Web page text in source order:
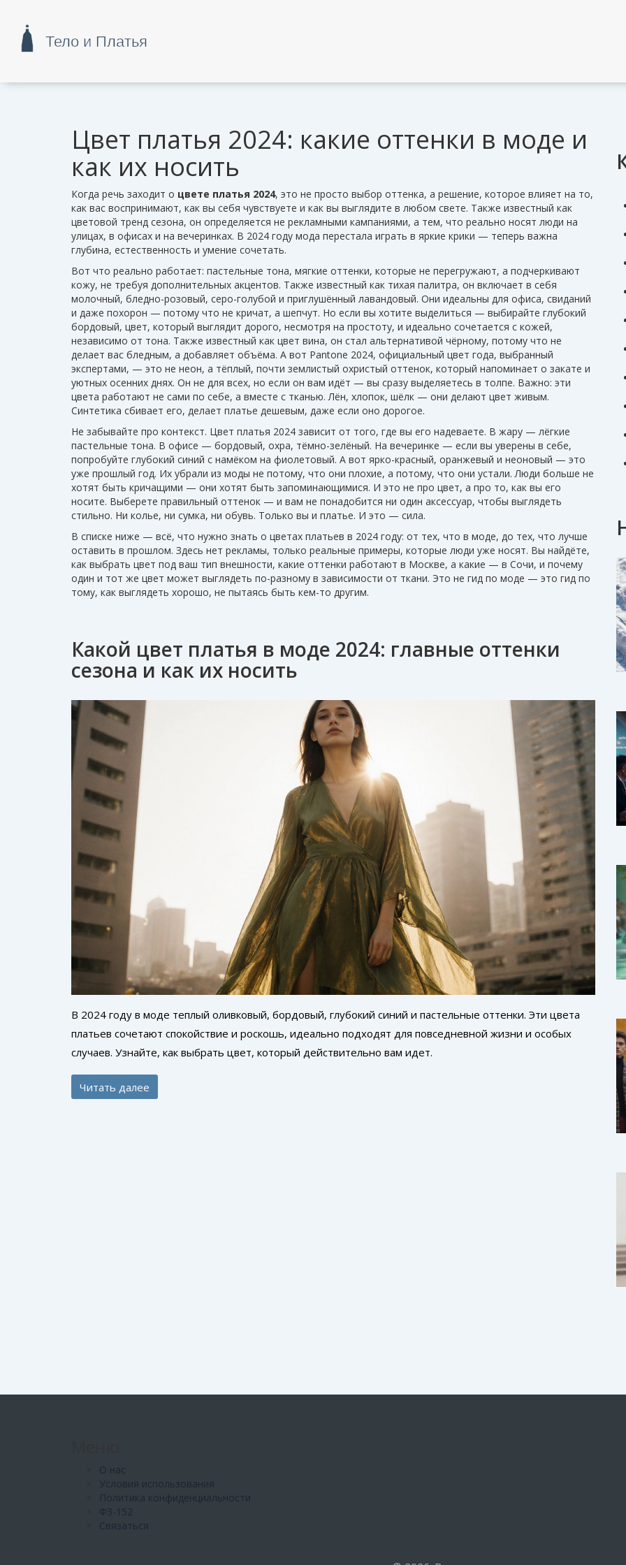
Цвет платья 2024: какие оттенки в моде и
как их носить
Когда речь заходит о цвете платья 2024, это не просто выбор оттенка, а решение, которое влияет на то,
как вас воспринимают, как вы себя чувствуете и как вы выглядите в любом свете. Также известный как
цветовой тренд сезона, он определяется не рекламными кампаниями, а тем, что реально носят люди на
улицах, в офисах и на вечеринках. В 2024 году мода перестала играть в яркие крики — теперь важна
глубина, естественность и умение сочетать.
Вот что реально работает: пастельные тона, мягкие оттенки, которые не перегружают, а подчеркивают
кожу, не требуя дополнительных акцентов. Также известный как тихая палитра, он включает в себя
молочный, бледно-розовый, серо-голубой и приглушённый лавандовый. Они идеальны для офиса, свиданий
и даже похорон — потому что не кричат, а шепчут. Но если вы хотите выделиться — выбирайте глубокий
бордовый, цвет, который выглядит дорого, несмотря на простоту, и идеально сочетается с кожей,
независимо от тона. Также известный как цвет вина, он стал альтернативой чёрному, потому что не
делает вас бледным, а добавляет объёма. А вот Pantone 2024, официальный цвет года, выбранный
экспертами, — это не неон, а тёплый, почти землистый охристый оттенок, который напоминает о закате и
уютных осенних днях. Он не для всех, но если он вам идёт — вы сразу выделяетесь в толпе. Важно: эти
цвета работают не сами по себе, а вместе с тканью. Лён, хлопок, шёлк — они делают цвет живым.
Синтетика сбивает его, делает платье дешевым, даже если оно дорогое.
Не забывайте про контекст. Цвет платья 2024 зависит от того, где вы его надеваете. В жару — лёгкие
пастельные тона. В офисе — бордовый, охра, тёмно-зелёный. На вечеринке — если вы уверены в себе,
попробуйте глубокий синий с намёком на фиолетовый. А вот ярко-красный, оранжевый и неоновый — это
уже прошлый год. Их убрали из моды не потому, что они плохие, а потому, что они устали. Люди больше не
хотят быть кричащими — они хотят быть запоминающимися. И это не про цвет, а про то, как вы его
носите. Выберете правильный оттенок — и вам не понадобится ни один аксессуар, чтобы выглядеть
стильно. Ни колье, ни сумка, ни обувь. Только вы и платье. И это — сила.
В списке ниже — всё, что нужно знать о цветах платьев в 2024 году: от тех, что в моде, до тех, что лучше
оставить в прошлом. Здесь нет рекламы, только реальные примеры, которые люди уже носят. Вы найдёте,
как выбрать цвет под ваш тип внешности, какие оттенки работают в Москве, а какие — в Сочи, и почему
один и тот же цвет может выглядеть по-разному в зависимости от ткани. Это не гид по моде — это гид по
тому, как выглядеть хорошо, не пытаясь быть кем-то другим.
Какой цвет платья в моде 2024: главные оттенки
сезона и как их носить
В 2024 году в моде теплый оливковый, бордовый, глубокий синий и пастельные оттенки. Эти цвета
платьев сочетают спокойствие и роскошь, идеально подходят для повседневной жизни и особых
случаев. Узнайте, как выбрать цвет, который действительно вам идет.
Читать далее
О нас
Условия использования
Политика конфиденциальности
ФЗ-152
Связаться